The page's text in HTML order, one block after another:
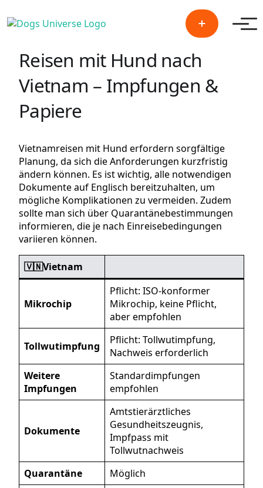
Reisen mit Hund nach
Vietnam – Impfungen &
Papiere
Vietnamreisen mit Hund erfordern sorgfältige
Planung, da sich die Anforderungen kurzfristig
ändern können. Es ist wichtig, alle notwendigen
Dokumente auf Englisch bereitzuhalten, um
mögliche Komplikationen zu vermeiden. Zudem
sollte man sich über Quarantänebestimmungen
informieren, die je nach Einreisebedingungen
variieren können.
🇻🇳Vietnam
Mikrochip
Pflicht: ISO-konformer
Mikrochip, keine Pflicht,
aber empfohlen
Tollwutimpfung
Pflicht: Tollwutimpfung,
Nachweis erforderlich
Weitere
Impfungen
Standardimpfungen
empfohlen
Dokumente
Amtstierärztliches
Gesundheitszeugnis,
Impfpass mit
Tollwutnachweis
Quarantäne
Möglich